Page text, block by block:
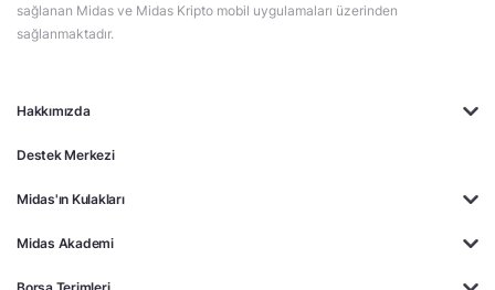
Hakkımızda
Destek Merkezi
Midas'ın Kulakları
Midas Akademi
sağlanan Midas ve Midas Kripto mobil uygulamaları üzerinden
sağlanmaktadır.